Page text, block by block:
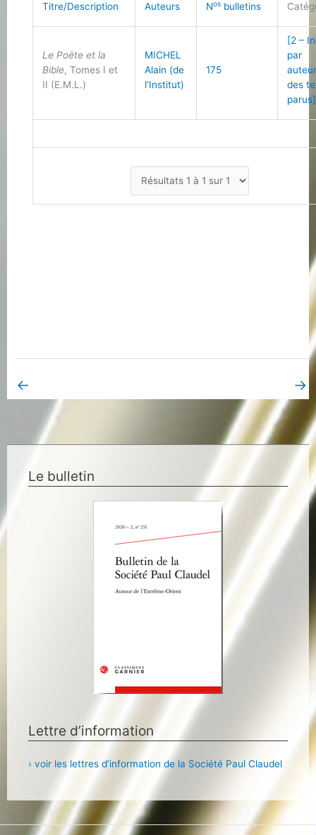
Titre/Description Auteurs Nos bulletins
Le Poëte et la
Bible, Tomes I et
II (E.M.L.)
MICHEL
Alain (de
l’Institut)
175
[2 –
par
des
parus]
← →
Le bulletin
Lettre d’information
› voir les lettres d’information de la Société Paul Claudel